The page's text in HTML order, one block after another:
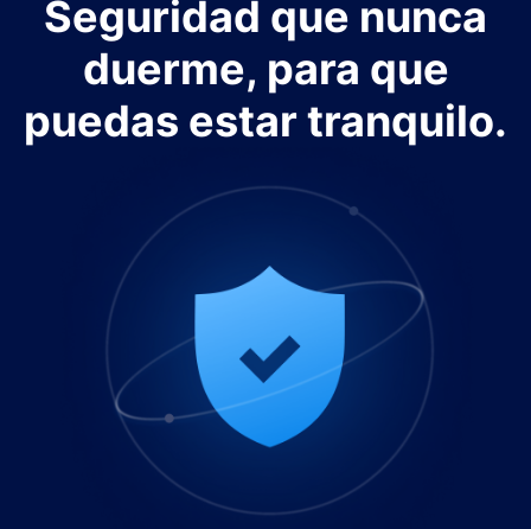
Seguridad que nunca
duerme, para que
puedas estar tranquilo.